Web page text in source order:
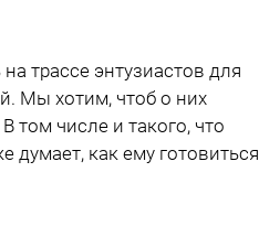
трассе энтузиастов для
Мы хотим, чтоб о них
том числе и такого, что
думает, как ему готовиться